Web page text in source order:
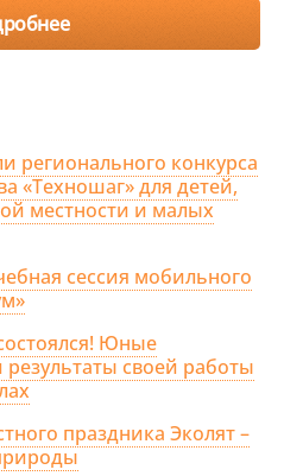
регионального конкурса
«Техношаг» для детей,
местности и малых
сессия мобильного
Юные
своей работы
праздника Эколят –